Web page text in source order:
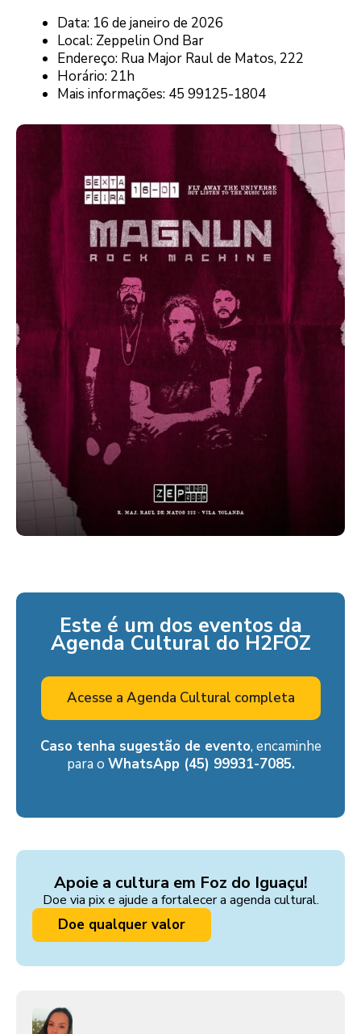
Data: 16 de janeiro de 2026
Local: Zeppelin Ond Bar
Endereço: Rua Major Raul de Matos, 222
Horário: 21h
Mais informações: 45 99125-1804
Este é um dos eventos da
Agenda Cultural do H2FOZ
Acesse a Agenda Cultural completa
Caso tenha sugestão de evento, encaminhe
para o WhatsApp (45) 99931-7085.
Apoie a cultura em Foz do Iguaçu!
Doe via pix e ajude a fortalecer a agenda cultural.
Doe qualquer valor